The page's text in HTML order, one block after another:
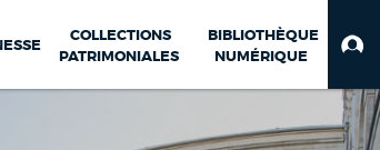
COLLECTIONS
PATRIMONIALES
BIBLIOTHÈQUE
NUMÉRIQUE